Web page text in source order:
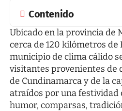
Contenido
Ubicado en la provincia de
cerca de 120 kilómetros de
municipio de clima cálido
visitantes provenientes de
de Cundinamarca y de la
atraídos por una festividad
humor, comparsas,